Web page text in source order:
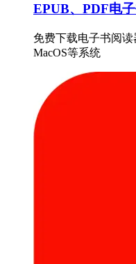
EPUB、PDF电
免费下载电子书阅读
MacOS等系统